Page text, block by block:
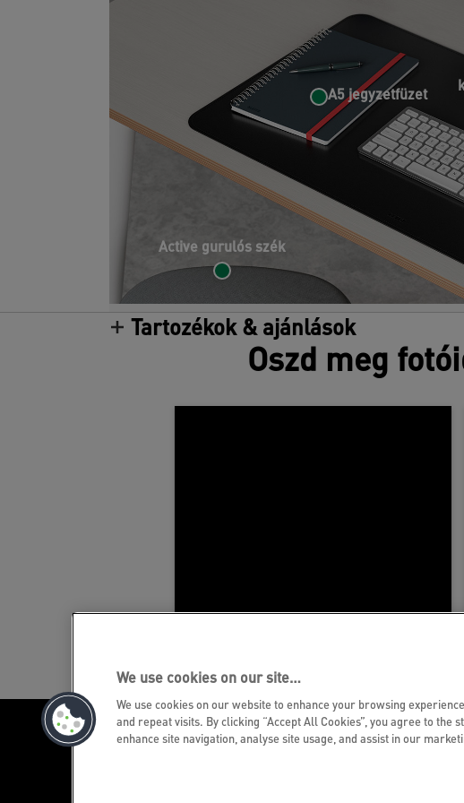
Active gurulós szék
A5 jegyzetfüzet
Tartozékok & ajánlások
Oszd meg
We use cookies on our site…
We use cookies on our website to enhance your browsing
and repeat visits. By clicking “Accept All Cookies”, you agree to the
enhance site navigation, analyse site usage, and assist in our